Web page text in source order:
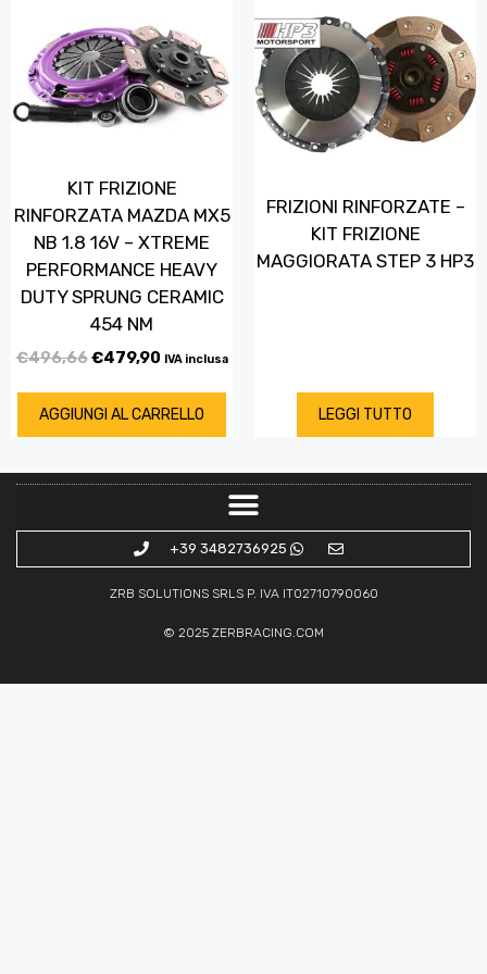
KIT FRIZIONE
RINFORZATA MAZDA MX5
NB 1.8 16V – XTREME
PERFORMANCE HEAVY
DUTY SPRUNG CERAMIC
454 NM
€496,66€479,90 IVA inclusa
AGGIUNGI AL CARRELLO
FRIZIONI RINFORZATE –
KIT FRIZIONE
MAGGIORATA STEP 3 HP3
LEGGI TUTTO
+39 3482736925
ZRB SOLUTIONS SRLS P. IVA IT02710790060
© 2025 ZERBRACING.COM